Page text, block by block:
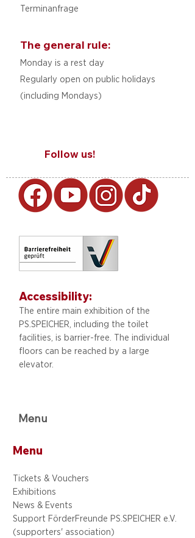
Terminanfrage
The general rule:
Monday is a rest day
Regularly open on public holidays
(including Mondays)
Follow us!
Accessibility:
The entire main exhibition of the
PS.SPEICHER, including the toilet
facilities, is barrier-free. The individual
floors can be reached by a large
elevator.
Menu
Menu
Tickets & Vouchers
Exhibitions
News & Events
Support FörderFreunde PS.SPEICHER e.V.
(supporters' association)